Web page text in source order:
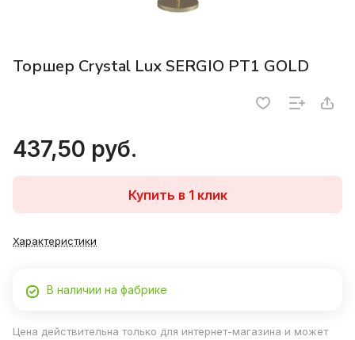
Торшер Crystal Lux SERGIO PT1 GOLD
437,50 руб.
Купить в 1 клик
Характеристики
В наличии на фабрике
Цена действительна только для интернет-магазина и может